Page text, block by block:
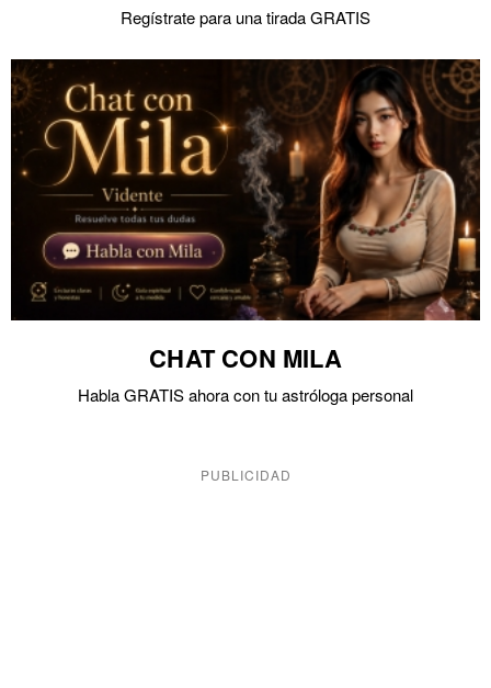
Regístrate para una tirada GRATIS
CHAT CON MILA
Habla GRATIS ahora con tu astróloga personal